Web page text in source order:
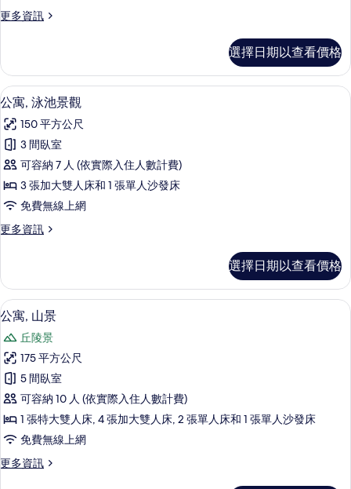
房,
張
特
大
雙
人
床
的
所
有
更多資訊
更
式
客
房,
張
特
大
雙
人
床
的
詳
選擇日期以查看價格
顯
示
公
寓,
泳
池
觀
所
有
相
片
公寓, 泳池景觀 | 低過敏寢具、書桌、
11
公寓, 泳池景觀
150 平方公尺
3 間臥室
可容納 7 人 (依實際入住人數計費)
3 張加大雙人床和 1 張單人沙發床
免費無線上網
更多資訊
更
泳
池
景
的
詳
情
選擇日期以查看價格
顯
示
公
寓,
山
景
的
有
公寓, 山景 | 低過敏寢具、書桌、熨斗
14
公寓, 山景
丘陵景
175 平方公尺
5 間臥室
可容納 10 人 (依實際入住人數計費)
1 張特大雙人床, 4 張加大雙人床, 2 張單人床和 1 張單人沙發床
免費無線上網
更多資訊
更